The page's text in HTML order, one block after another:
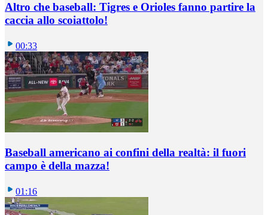
Altro che baseball: Tigres e Orioles fanno partire la
caccia allo scoiattolo!
00:33
Baseball americano ai confini della realtà: il fuori
campo è della mazza!
01:16